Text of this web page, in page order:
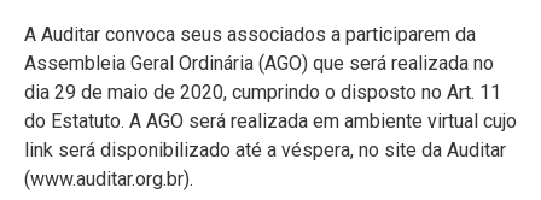
A Auditar convoca seus associados a participarem da
Assembleia Geral Ordinária (AGO) que será realizada no
dia 29 de maio de 2020, cumprindo o disposto no Art. 11
do Estatuto. A AGO será realizada em ambiente virtual cujo
link será disponibilizado até a véspera, no site da Auditar
(www.auditar.org.br).